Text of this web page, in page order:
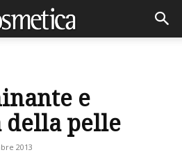
e
pelle
2013